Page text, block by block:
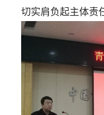
切实肩负起主体责